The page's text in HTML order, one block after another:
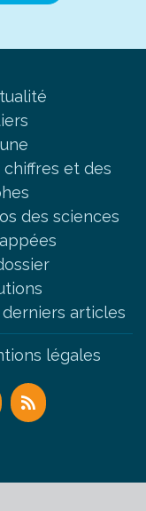
chiffres et des
des sciences
derniers articles
légales